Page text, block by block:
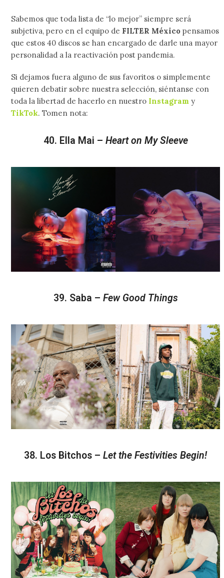
Sabemos que toda lista de “lo mejor” siempre será
subjetiva, pero en el equipo de FILTER México pensamos
que estos 40 discos se han encargado de darle una mayor
personalidad a la reactivación post pandemia.
Si dejamos fuera alguno de sus favoritos o simplemente
quieren debatir sobre nuestra selección, siéntanse con
toda la libertad de hacerlo en nuestro Instagram y
TikTok. Tomen nota:
40. Ella Mai – Heart on My Sleeve
39. Saba – Few Good Things
38. Los Bitchos –Let the Festivities Begin!